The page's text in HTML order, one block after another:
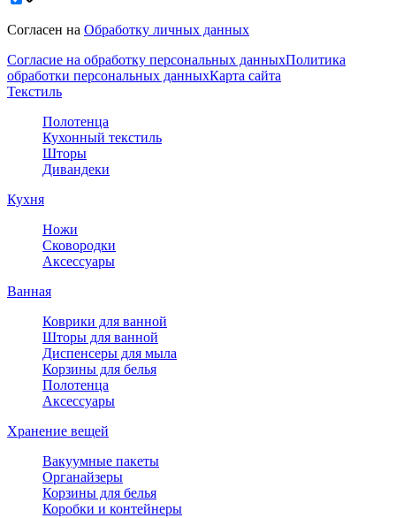
Согласен на Обработку личных данных
Согласие на обработку персональных данныхПолитика
обработки персональных данныхКарта сайта
Текстиль
Полотенца
Кухонный текстиль
Шторы
Дивандеки
Кухня
Ножи
Сковородки
Аксессуары
Ванная
Коврики для ванной
Шторы для ванной
Диспенсеры для мыла
Корзины для белья
Полотенца
Аксессуары
Хранение вещей
Вакуумные пакеты
Органайзеры
Корзины для белья
Коробки и контейнеры